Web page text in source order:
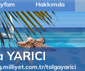
Hakkımda
YARICI
tolgayarici